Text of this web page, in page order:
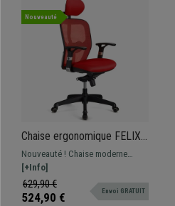
Nouveauté
Chaise ergonomique FELIX
PRO, Support Lombaire
Ajustable, Adapté utilisation
8h, Rouge
Nouveauté ! Chaise moderne
ajustable et adaptée pour une
utilisation intensive. Disponible
avec ou sans appui-tête,
[+Info]
629,90 €
524,90 € Envoi GRATUIT